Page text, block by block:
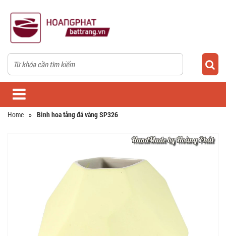
Home » Bình hoa tảng đá vàng SP326